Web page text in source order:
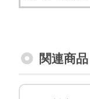
関連商品